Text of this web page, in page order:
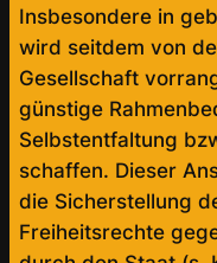
Insbesondere in
wird seitdem von
Gesellschaft
günstige
Selbstentfaltung
schaffen. Dieser
die Sicherstellung
Freiheitsrechte